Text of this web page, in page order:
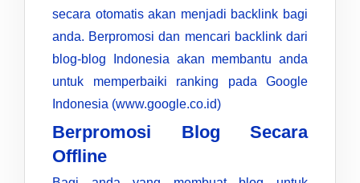
secara otomatis akan menjadi backlink bagi
anda. Berpromosi dan mencari backlink dari
blog-blog Indonesia akan membantu anda
untuk memperbaiki ranking pada Google
Indonesia (www.google.co.id)
Berpromosi Blog Secara
Offline